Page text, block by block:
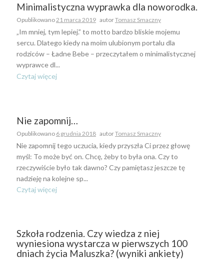
Minimalistyczna wyprawka dla noworodka.
Opublikowano21 marca 2019 autorTomasz Smaczny
„Im mniej, tym lepiej.” to motto bardzo bliskie mojemu
sercu. Dlatego kiedy na moim ulubionym portalu dla
rodziców – Ładne Bebe – przeczytałem o minimalistycznej
wyprawce dl...
Czytaj więcej
Nie zapomnij…
Opublikowano 6 grudnia 2018 autorTomasz Smaczny
Nie zapomnij tego uczucia, kiedy przyszła Ci przez głowę
myśl: To może być on. Chcę, żeby to była ona. Czy to
rzeczywiście było tak dawno? Czy pamiętasz jeszcze tę
nadzieję na kolejne sp...
Czytaj więcej
Szkoła rodzenia. Czy wiedza z niej
wyniesiona wystarcza w pierwszych 100
dniach życia Maluszka? (wyniki ankiety)